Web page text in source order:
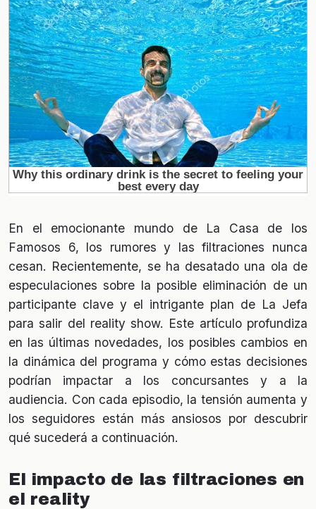
En el emocionante mundo de La Casa de los
Famosos 6, los rumores y las filtraciones nunca
cesan. Recientemente, se ha desatado una ola de
especulaciones sobre la posible eliminación de un
participante clave y el intrigante plan de La Jefa
para salir del reality show. Este artículo profundiza
en las últimas novedades, los posibles cambios en
la dinámica del programa y cómo estas decisiones
podrían impactar a los concursantes y a la
audiencia. Con cada episodio, la tensión aumenta y
los seguidores están más ansiosos por descubrir
qué sucederá a continuación.
El impacto de las filtraciones en
el reality